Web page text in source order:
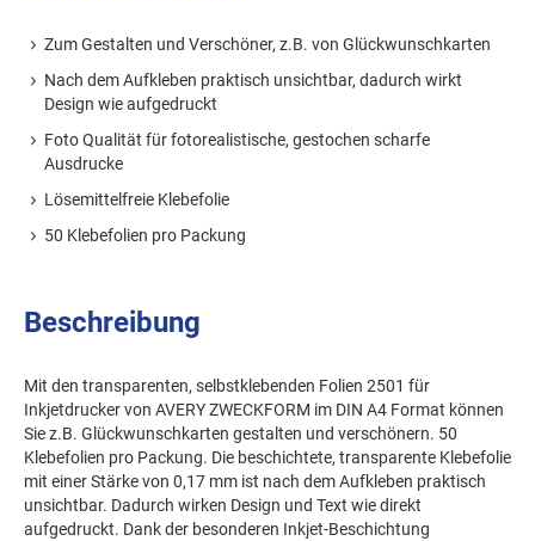
Zum Gestalten und Verschöner, z.B. von Glückwunschkarten
Nach dem Aufkleben praktisch unsichtbar, dadurch wirkt
Design wie aufgedruckt
Foto Qualität für fotorealistische, gestochen scharfe
Ausdrucke
Lösemittelfreie Klebefolie
50 Klebefolien pro Packung
Beschreibung
Mit den transparenten, selbstklebenden Folien 2501 für
Inkjetdrucker von AVERY ZWECKFORM im DIN A4 Format können
Sie z.B. Glückwunschkarten gestalten und verschönern. 50
Klebefolien pro Packung. Die beschichtete, transparente Klebefolie
mit einer Stärke von 0,17 mm ist nach dem Aufkleben praktisch
unsichtbar. Dadurch wirken Design und Text wie direkt
aufgedruckt. Dank der besonderen Inkjet-Beschichtung